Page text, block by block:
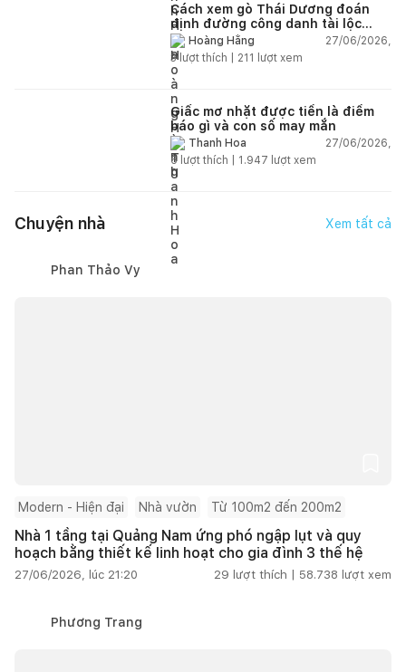
Cách xem gò Thái Dương đoán
định đường công danh tài lộc
theo nhân tướng học
Hoàng Hằng
27/06/2026,
3lượt thích | 211 lượt xem
Giấc mơ nhặt được tiền là điềm
báo gì và con số may mắn
Thanh Hoa
27/06/2026,
6 lượt thích | 1.947 lượt xem
Chuyện nhà Xem tất cả
Phan Thảo Vy
Modern - Hiện đại Nhà vườn Từ 100m2 đến 200m2
Nhà 1 tầng tại Quảng Nam ứng phó ngập lụt và quy
hoạch bằng thiết kế linh hoạt cho gia đình 3 thế hệ
27/06/2026, lúc 21:20 29 lượt thích | 58.738 lượt xem
Phương Trang